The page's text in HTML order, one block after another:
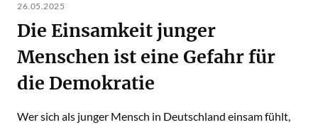
26.05.2025
Die Einsamkeit junger
Menschen ist eine Gefahr für
die Demokratie
Wer sich als junger Mensch in Deutschland einsam fühlt,